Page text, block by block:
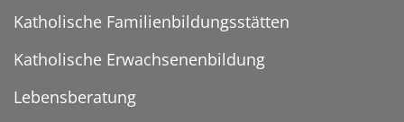
Katholische Familienbildungsstätten
Katholische Erwachsenenbildung
Lebensberatung